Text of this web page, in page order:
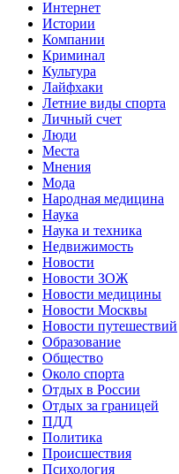
Интернет
Истории
Компании
Криминал
Культура
Лайфхаки
Летние виды спорта
Личный счет
Люди
Места
Мнения
Мода
Народная медицина
Наука
Наука и техника
Недвижимость
Новости
Новости ЗОЖ
Новости медицины
Новости Москвы
Новости путешествий
Образование
Общество
Около спорта
Отдых в России
Отдых за границей
ПДД
Политика
Происшествия
Психология